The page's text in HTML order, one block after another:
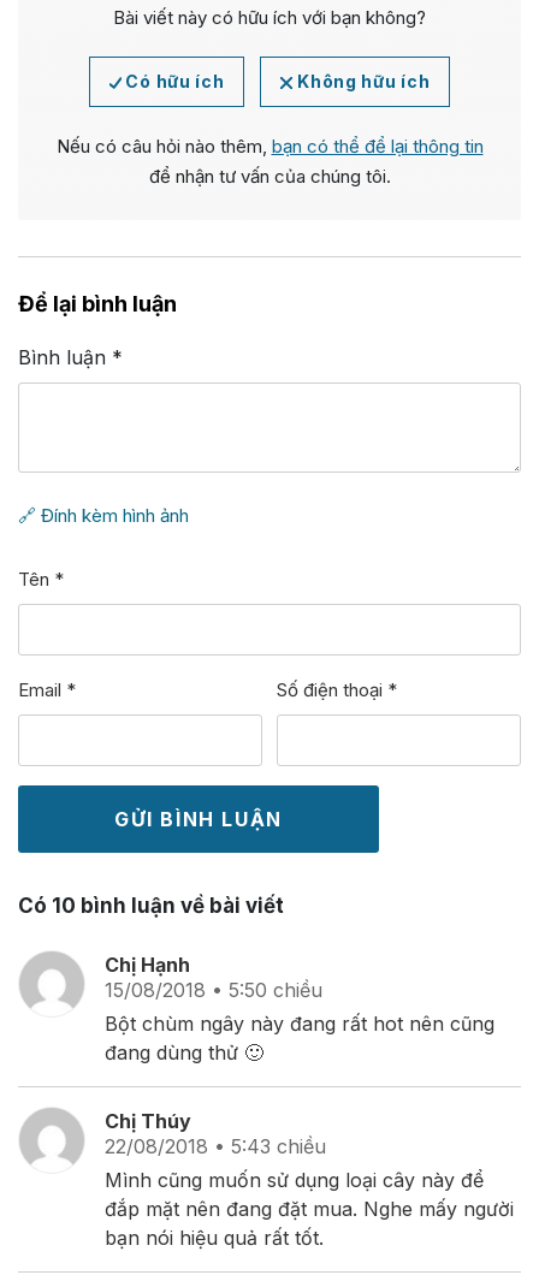
Bài viết này có hữu ích với bạn không?
Có hữu ích Không hữu ích
Nếu có câu hỏi nào thêm, bạn có thể để lại thông tin
để nhận tư vấn của chúng tôi.
Để lại bình luận
Bình luận *
🔗 Đính kèm hình ảnh
Tên *
Email * Số điện thoại *
Có 10 bình luận về bài viết
Chị Hạnh
15/08/2018 • 5:50 chiều
Bột chùm ngây này đang rất hot nên cũng
đang dùng thử 🙂
Chị Thúy
22/08/2018 • 5:43 chiều
Mình cũng muốn sử dụng loại cây này để
đắp mặt nên đang đặt mua. Nghe mấy người
bạn nói hiệu quả rất tốt.